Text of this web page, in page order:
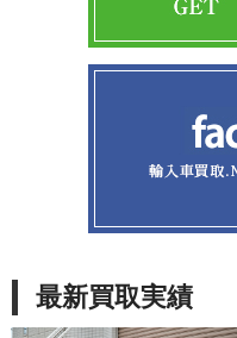
最新買取実績